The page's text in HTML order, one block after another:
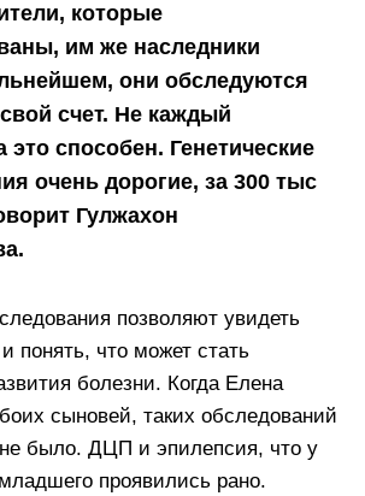
которые
им же наследники
они обследуются
счет. Не каждый
это способен. Генетические
очень дорогие, за 300 тыс
Гулжахон
позволяют увидеть
понять, что может стать
болезни. Когда Елена
сыновей, таких обследований
было. ДЦП и эпилепсия, что у
проявились рано.